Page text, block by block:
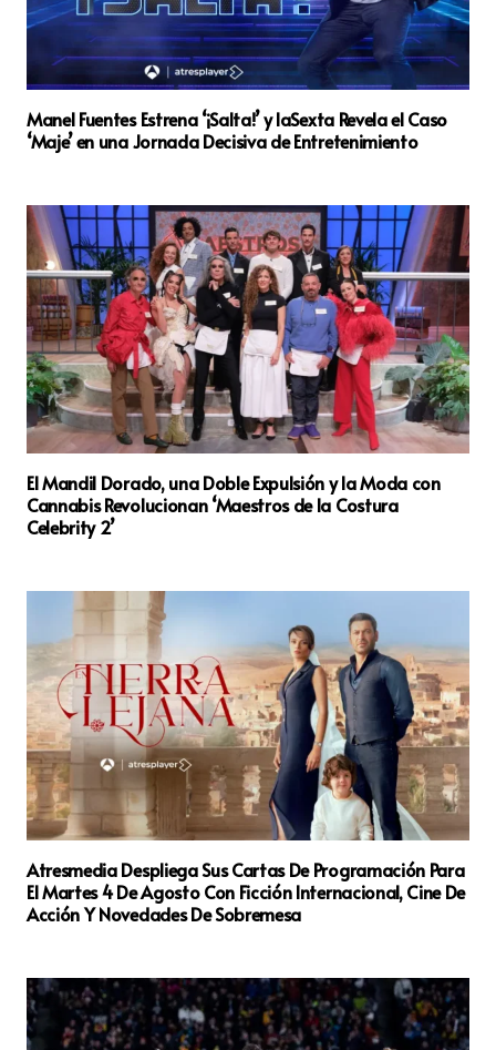
Manel Fuentes Estrena ‘¡Salta!’ y laSexta Revela el Caso
‘Maje’ en una Jornada Decisiva de Entretenimiento
El Mandil Dorado, una Doble Expulsión y la Moda con
Cannabis Revolucionan ‘Maestros de la Costura
Celebrity 2’
Atresmedia Despliega Sus Cartas De Programación Para
El Martes 4 De Agosto Con Ficción Internacional, Cine De
Acción Y Novedades De Sobremesa